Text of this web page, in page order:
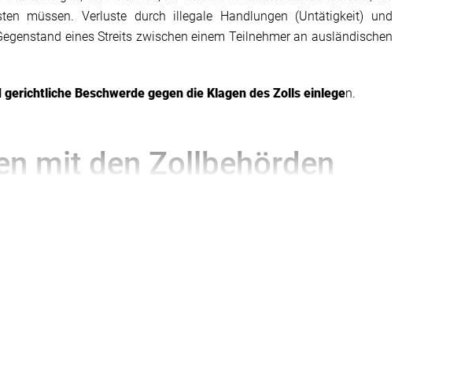
müssen. Verluste durch illegale Handlungen (Untätigkeit) und
eines Streits zwischen einem Teilnehmer an ausländischen
gerichtliche Beschwerde gegen die Klagen des Zolls einlegen.
mit den Zollbehörden
politische Lage im Land betroffen. Schließlich ist es auf das hohe
dass die Zollbehörden eine der Haupteinnahmequellen für
der Zollabfertigung in den letzten Jahren erheblich verändert